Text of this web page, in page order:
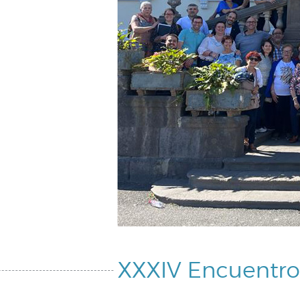
XXXIV Encuentro